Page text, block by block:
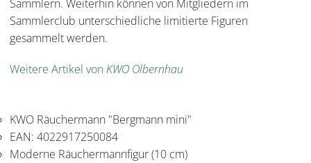
Sammlern. Weiterhin können von Mitgliedern im
Sammlerclub unterschiedliche limitierte Figuren
gesammelt werden.
Weitere Artikel vonKWO Olbernhau
KWO Räuchermann "Bergmann mini"
EAN: 4022917250084
Moderne Räuchermannfigur (10 cm)